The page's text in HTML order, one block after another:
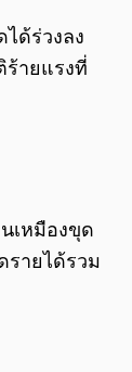
/ 0:00
ด้ร่วงลง
ร้ายแรงที่
เหมืองขุด
รายได้รวม